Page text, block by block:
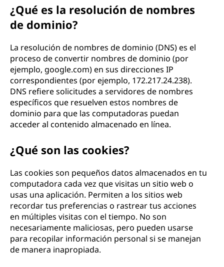
¿Qué es la resolución de nombres
de dominio?
La resolución de nombres de dominio (DNS) es el
proceso de convertir nombres de dominio (por
ejemplo, google.com) en sus direcciones IP
correspondientes (por ejemplo, 172.217.24.238).
DNS refiere solicitudes a servidores de nombres
específicos que resuelven estos nombres de
dominio para que las computadoras puedan
acceder al contenido almacenado en línea.
¿Qué son las cookies?
Las cookies son pequeños datos almacenados en tu
computadora cada vez que visitas un sitio web o
usas una aplicación. Permiten a los sitios web
recordar tus preferencias o rastrear tus acciones
en múltiples visitas con el tiempo. No son
necesariamente maliciosas, pero pueden usarse
para recopilar información personal si se manejan
de manera inapropiada.